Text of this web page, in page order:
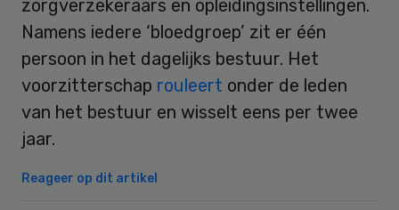
zorgverzekeraars en opleidingsinstellingen.
Namens iedere ‘bloedgroep’ zit er één
persoon in het dagelijks bestuur. Het
voorzitterschap rouleert onder de leden
van het bestuur en wisselt eens per twee
jaar.
Reageer op dit artikel